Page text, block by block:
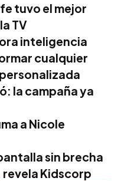
tuvo el mejor
TV
inteligencia
cualquier
la campaña ya
a Nicole
sin brecha
revela Kidscorp